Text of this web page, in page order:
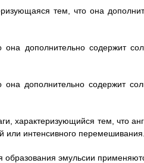
тем, что она
дополнительно содержит
дополнительно содержит
характеризующийся тем, что
или интенсивного перемешивания.
эмульсии